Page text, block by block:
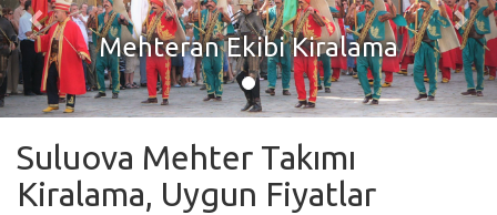
Mehteran Ekibi Kiralama
Suluova Mehter Takımı
Kiralama, Uygun Fiyatlar